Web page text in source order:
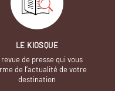
LE KIOSQUE
revue de presse qui vous
de l’actualité de votre
destination